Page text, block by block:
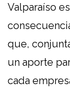
Valparaíso
que,
un aporte
cada